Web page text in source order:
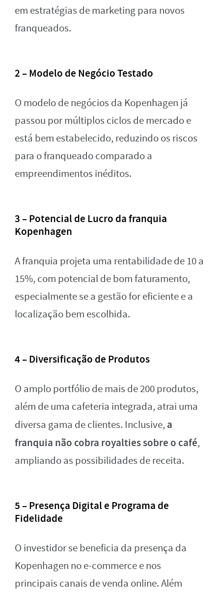
em estratégias de marketing para novos
franqueados.
2 – Modelo de Negócio Testado
O modelo de negócios da Kopenhagen já
passou por múltiplos ciclos de mercado e
está bem estabelecido, reduzindo os riscos
para o franqueado comparado a
empreendimentos inéditos.
3 – Potencial de Lucro da franquia
Kopenhagen
A franquia projeta uma rentabilidade de 10 a
15%, com potencial de bom faturamento,
especialmente se a gestão for eficiente e a
localização bem escolhida.
4 – Diversificação de Produtos
O amplo portfólio de mais de 200 produtos,
além de uma cafeteria integrada, atrai uma
diversa gama de clientes. Inclusive, a
franquia não cobra royalties sobre o café,
ampliando as possibilidades de receita.
5 – Presença Digital e Programa de
Fidelidade
O investidor se beneficia da presença da
Kopenhagen no e-commerce e nos
principais canais de venda online. Além